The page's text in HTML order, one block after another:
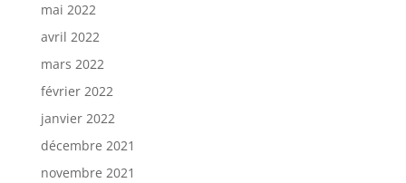
mai 2022
avril 2022
mars 2022
février 2022
janvier 2022
décembre 2021
novembre 2021